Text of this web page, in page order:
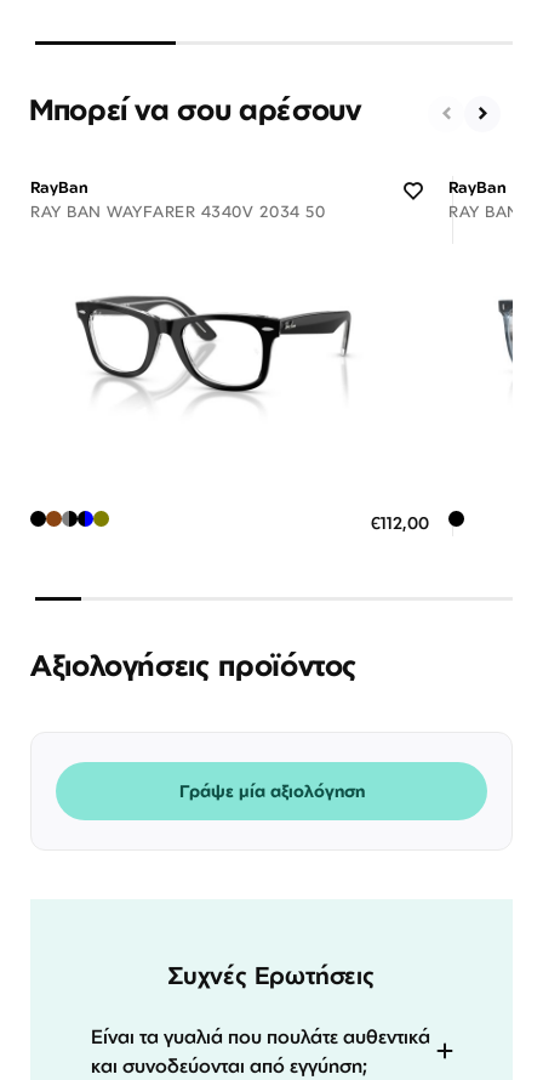
Μπορεί να σου αρέσουν
RayBan
RAY BAN WAYFARER 4340V 2034 50
€112,00
RayBan
RAY BAN
Αξιολογήσεις προϊόντος
Γράψε μία αξιολόγηση
Συχνές Ερωτήσεις
Είναι τα γυαλιά που πουλάτε αυθεντικά
και συνοδεύονται από εγγύηση;